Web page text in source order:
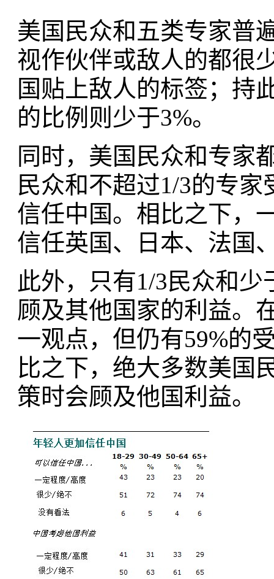
美国民众和五类专家普
视作伙伴或敌人的都很
国贴上敌人的标签；持
的比例则少于3%。
同时，美国民众和专家
民众和不超过1/3的专
信任中国。相比之下，
信任英国、日本、法国
此外，只有1/3民众和
顾及其他国家的利益。
一观点，但仍有59%的
比之下，绝大多数美国
策时会顾及他国利益。